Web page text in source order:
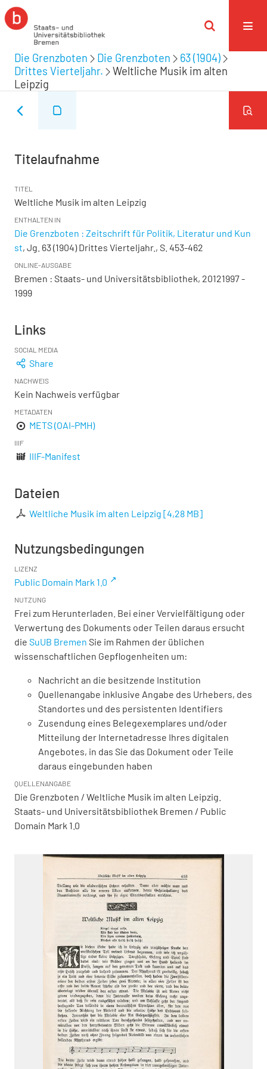
Die Grenzboten Die Grenzboten
63 (1904)
Drittes Vierteljahr.
Weltliche Musik im alten
Leipzig
Titelaufnahme
TITEL
Weltliche Musik im alten Leipzig
ENTHALTEN IN
Die Grenzboten : Zeitschrift für Politik, Literatur und Kun
st, Jg. 63 (1904) Drittes Vierteljahr., S. 453-462
ONLINE-AUSGABE
Bremen : Staats- und Universitätsbibliothek, 20121997 -
1999
Links
SOCIAL MEDIA
Share
NACHWEIS
Kein Nachweis verfügbar
METADATEN
METS (OAI-PMH)
IIIF
IIIF-Manifest
Dateien
Weltliche Musik im alten Leipzig [4,28 MB]
Nutzungsbedingungen
LIZENZ
Public Domain Mark 1.0
NUTZUNG
Frei zum Herunterladen. Bei einer Vervielfältigung oder
Verwertung des Dokuments oder Teilen daraus ersucht
die SuUB Bremen Sie im Rahmen der üblichen
wissenschaftlichen Gepflogenheiten um:
Nachricht an die besitzende Institution
Quellenangabe inklusive Angabe des Urhebers, des
Standortes und des persistenten Identifiers
Zusendung eines Belegexemplares und/oder
Mitteilung der Internetadresse Ihres digitalen
Angebotes, in das Sie das Dokument oder Teile
daraus eingebunden haben
QUELLENANGABE
Die Grenzboten / Weltliche Musik im alten Leipzig.
Staats- und Universitätsbibliothek Bremen / Public
Domain Mark 1.0